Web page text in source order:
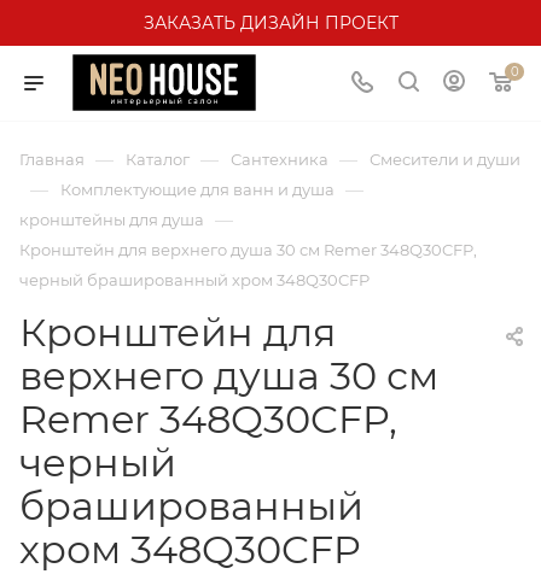
ЗАКАЗАТЬ ДИЗАЙН ПРОЕКТ
0
Главная — Каталог — Сантехника — Смесители и души
— Комплектующие для ванн и душа —
кронштейны для душа —
Кронштейн для верхнего душа 30 см Remer 348Q30CFP,
черный брашированный хром 348Q30CFP
Кронштейн для
верхнего душа 30 см
Remer 348Q30CFP,
черный
брашированный
хром 348Q30CFP